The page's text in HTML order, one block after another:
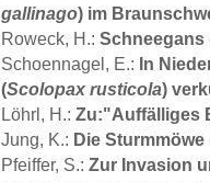
gallinago) im
Roweck, H.: Schneegans
Schoennagel, E.: In
(Scolopax rusticola)
Löhrl, H.: Zu:"Auffälliges
Jung, K.: Die Sturmmöwe
Pfeiffer, S.: Zur Invasion